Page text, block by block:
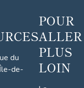
du
de-
POUR
ALLER
PLUS
LOIN